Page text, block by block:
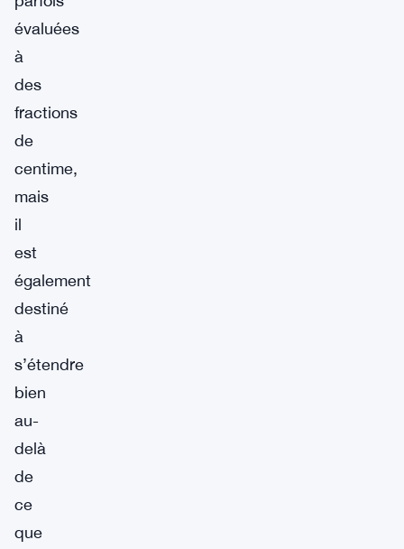
évaluées
à
des
fractions
de
centime,
mais
il
est
également
destiné
à
s’étendre
bien
au-
delà
de
ce
que